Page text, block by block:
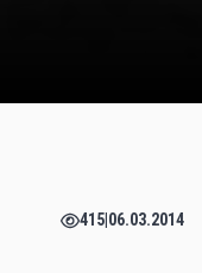
415 06.03.2014